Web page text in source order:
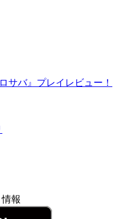
サバ』プレイレビュー！
報